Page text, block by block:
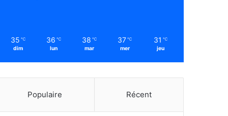
35 ℃
dim
36 ℃
lun
38 ℃
mar
37 ℃
mer
31 ℃
jeu
Populaire Récent